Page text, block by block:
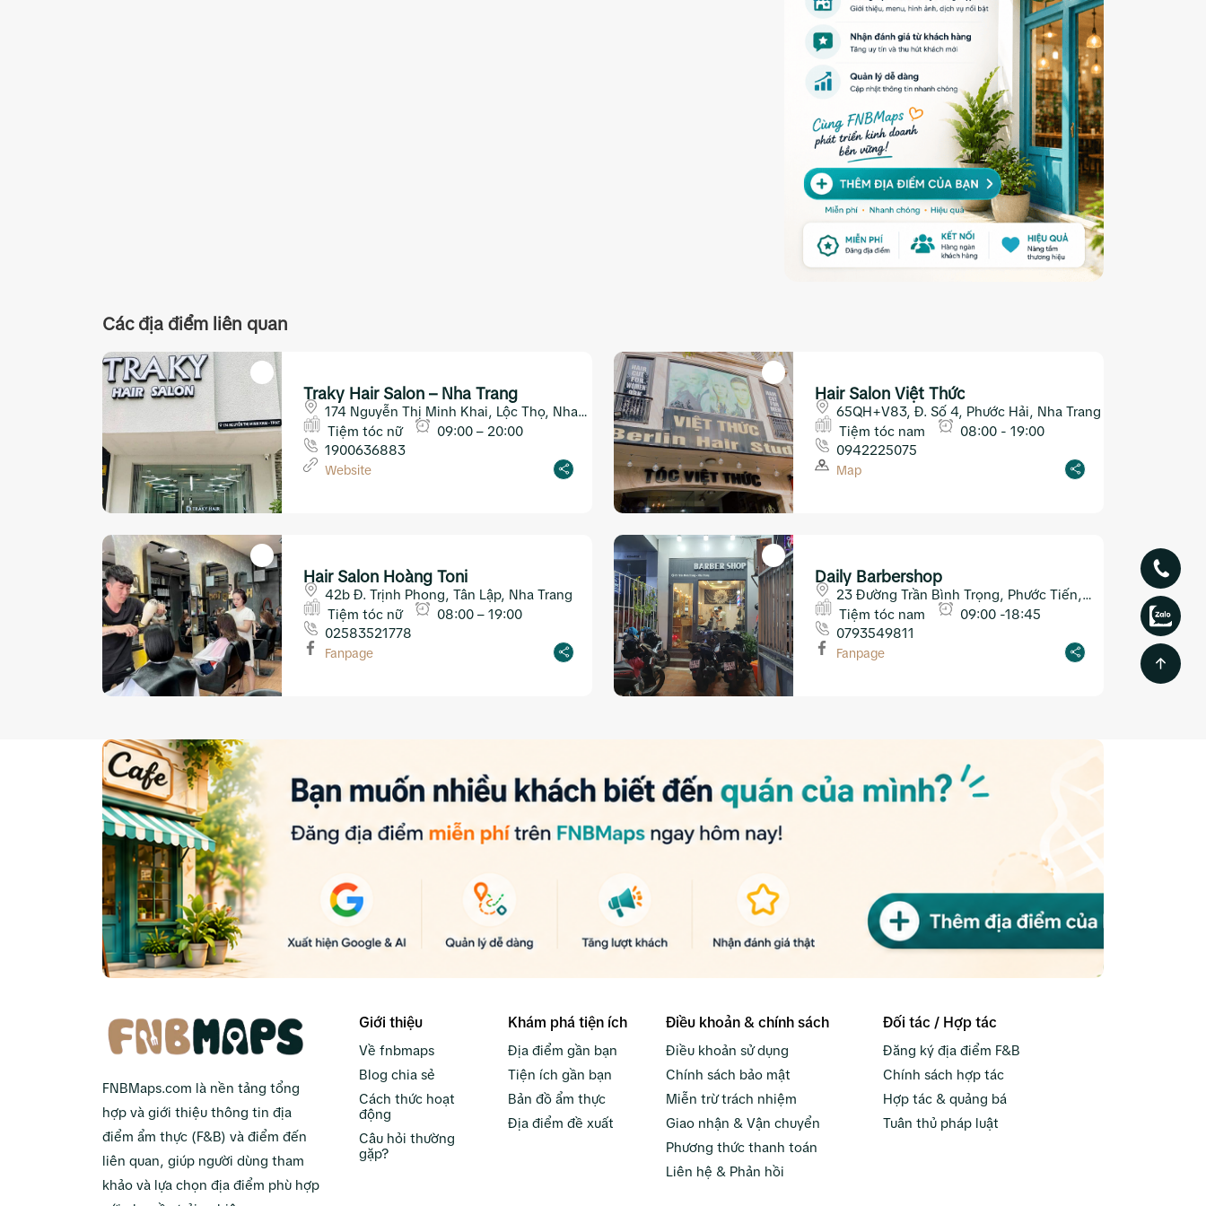
Các địa điểm liên quan
Traky Hair Salon – Nha Trang
174 Nguyễn Thị Minh Khai, Lộc Thọ, Nha
Trang
Tiệm tóc nữ
09:00 – 20:00
1900636883
Website
Hair Salon Việt Thức
65QH+V83, Đ. Số 4, Phước Hải, Nha Trang
Tiệm tóc nam
08:00 - 19:00
0942225075
Map
Hair Salon Hoàng Toni
42b Đ. Trịnh Phong, Tân Lập, Nha Trang
Tiệm tóc nữ
08:00 – 19:00
02583521778
Fanpage
Daily Barbershop
23 Đường Trần Bình Trọng, Phước Tiến,
Nha Trang
Tiệm tóc nam
09:00 -18:45
0793549811
Fanpage
FNBMaps.com là nền tảng tổng
hợp và giới thiệu thông tin địa
điểm ẩm thực (F&B) và điểm đến
liên quan, giúp người dùng tham
khảo và lựa chọn địa điểm phù hợp
Giới thiệu
Về fnbmaps
Blog chia sẻ
Cách thức hoạt
động
Câu hỏi thường
gặp?
Khám phá tiện ích
Địa điểm gần bạn
Tiện ích gần bạn
Bản đồ ẩm thực
Địa điểm đề xuất
Điều khoản & chính sách
Điều khoản sử dụng
Chính sách bảo mật
Miễn trừ trách nhiệm
Giao nhận & Vận chuyển
Phương thức thanh toán
Liên hệ & Phản hồi
Đối tác / Hợp tác
Đăng ký địa điểm F&B
Chính sách hợp tác
Hợp tác & quảng bá
Tuân thủ pháp luật